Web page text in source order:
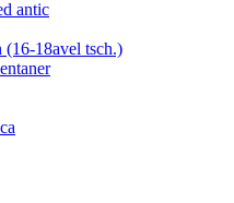
antic
(16-18avel tsch.)